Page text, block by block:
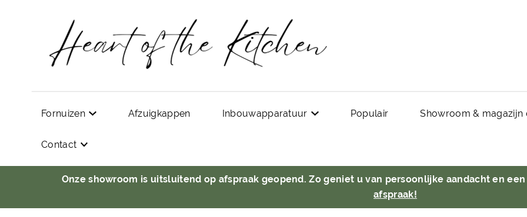
Fornuizen Afzuigkappen Inbouwapparatuur Populair Showroom & magazijn
Contact
Onze showroom is uitsluitend op afspraak geopend. Zo geniet u van persoonlijke aandacht en
afspraak!